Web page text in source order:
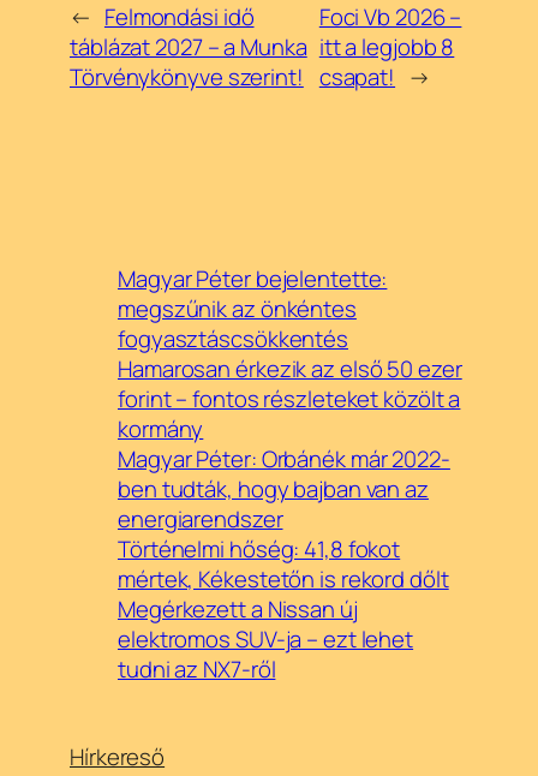
← Felmondási idő
táblázat 2027 – a Munka
Törvénykönyve szerint!
Foci Vb 2026 –
itt a legjobb 8
csapat! →
Magyar Péter bejelentette:
megszűnik az önkéntes
fogyasztáscsökkentés
Hamarosan érkezik az első 50 ezer
forint – fontos részleteket közölt a
kormány
Magyar Péter: Orbánék már 2022-
ben tudták, hogy bajban van az
energiarendszer
Történelmi hőség: 41,8 fokot
mértek, Kékestetőn is rekord dőlt
Megérkezett a Nissan új
elektromos SUV-ja – ezt lehet
tudni az NX7-ről
Hírkereső